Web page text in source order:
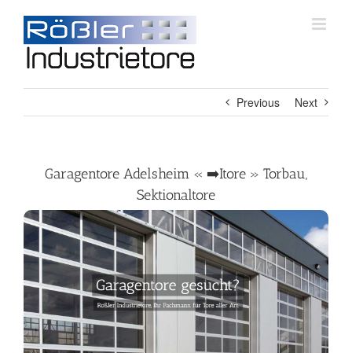
content
Previous Next
Garagentore Adelsheim « ➡️Itore » Torbau,
Sektionaltore